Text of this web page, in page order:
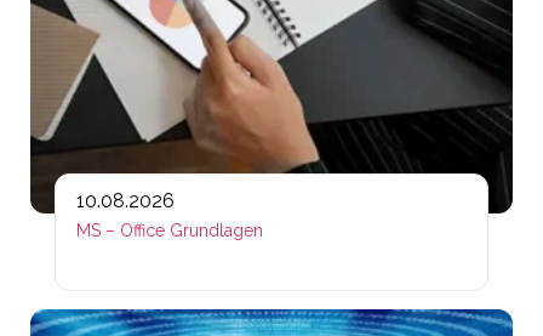
10.08.2026
MS – Office Grundlagen